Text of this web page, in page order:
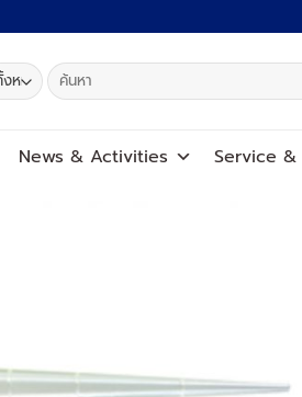
ค้นหา:
News & Activities Service &